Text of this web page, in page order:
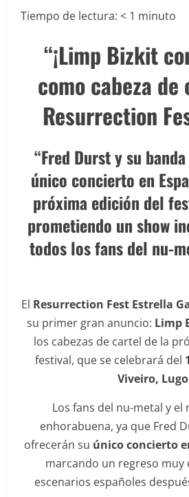
Tiempo de lectura: < 1 minuto
“¡Limp Bizkit
como cabeza
Resurrection
“Fred Durst y su
único concierto en
próxima edición del
prometiendo un show
todos los fans del nu-
El Resurrection Fest Estrella
su primer gran anuncio: Limp
los cabezas de cartel de la
festival, que se celebrará del
Viveiro, Lugo
Los fans del nu-metal y el
enhorabuena, ya que Fred
ofrecerán su único concierto
marcando un regreso muy
escenarios españoles